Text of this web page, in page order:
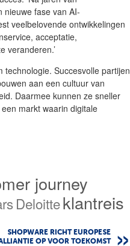
nieuwe fase van AI-
veelbelovende ontwikkelingen
acceptatie,
veranderen.’
Succesvolle partijen
aan een cultuur van
Daarmee kunnen ze sneller
markt waarin digitale
journey
Deloitteklantreis
SHOPWARE RICHT EUROPESE
OP VOOR TOEKOMST